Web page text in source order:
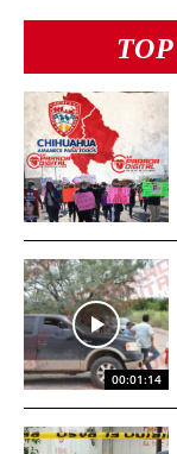
00:01:14